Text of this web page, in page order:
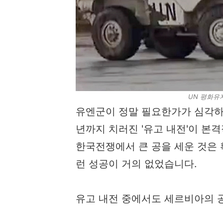
UN 평화유
유엔군이 정말 필요한가가 심각
년까지 치러진 '유고 내전'이 본
한국전쟁에서 큰 공을 세운 것은
런 성공이 거의 없었습니다.
유고 내전 중에서도 세르비아의